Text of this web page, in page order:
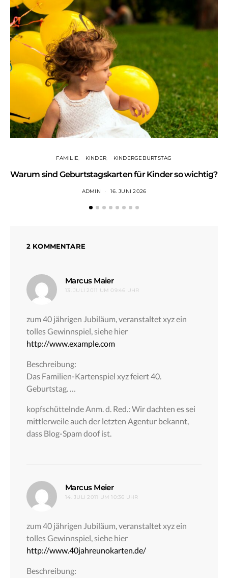
FAMILIE KINDER KINDERGEBURTSTAG
Warum sind Geburtstagskarten für Kinder so wichtig?
ADMIN 16. JUNI 2026
2 KOMMENTARE
Marcus Maiersagt:
13. JULI 2011 UM 09:46 UHR
zum 40 jährigen Jubiläum, veranstaltet xyz ein
tolles Gewinnspiel, siehe hier
http://www.example.com
Beschreibung:
Das Familien-Kartenspiel xyz feiert 40.
Geburtstag. …
kopfschüttelnde Anm. d. Red.: Wir dachten es sei
mittlerweile auch der letzten Agentur bekannt,
dass Blog-Spam doof ist.
Marcus Meiersagt:
14. JULI 2011 UM 10:36 UHR
zum 40 jährigen Jubiläum, veranstaltet xyz ein
tolles Gewinnspiel, siehe hier
http://www.40jahreunokarten.de/
Beschreibung: